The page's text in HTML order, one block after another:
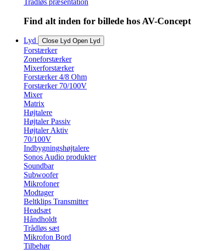
Trådløs præsentation
Find alt inden for billede hos AV-Concept
Lyd Close Lyd Open Lyd
Forstærker
Zoneforstærker
Mixerforstærker
Forstærker 4/8 Ohm
Forstærker 70/100V
Mixer
Matrix
Højtalere
Højtaler Passiv
Højtaler Aktiv
70/100V
Indbygningshøjtalere
Sonos Audio produkter
Soundbar
Subwoofer
Mikrofoner
Modtager
Beltklips Transmitter
Headsæt
Håndholdt
Trådløs sæt
Mikrofon Bord
Tilbehør